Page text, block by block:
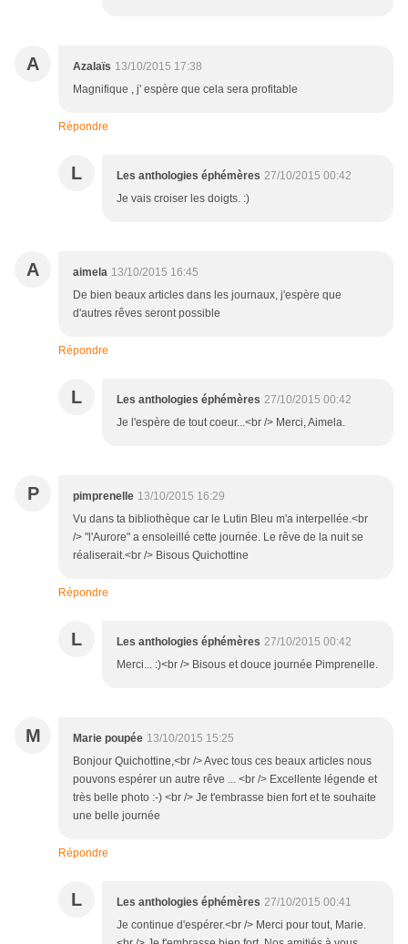
A Azalaïs 13/10/2015 17:38
Magnifique , j' espère que cela sera profitable
Répondre
L Les anthologies éphémères 27/10/2015 00:42
Je vais croiser les doigts. :)
A aimela 13/10/2015 16:45
De bien beaux articles dans les journaux, j'espère que
d'autres rêves seront possible
Répondre
L Les anthologies éphémères 27/10/2015 00:42
Je l'espère de tout coeur...<br /> Merci, Aimela.
P pimprenelle 13/10/2015 16:29
Vu dans ta bibliothèque car le Lutin Bleu m'a interpellée.<br
/> "l'Aurore" a ensoleillé cette journée. Le rêve de la nuit se
réaliserait.<br /> Bisous Quichottine
Répondre
L Les anthologies éphémères 27/10/2015 00:42
Merci... :)<br /> Bisous et douce journée Pimprenelle.
M Marie poupée 13/10/2015 15:25
Bonjour Quichottine,<br /> Avec tous ces beaux articles nous
pouvons espérer un autre rêve ... <br /> Excellente légende et
très belle photo :-) <br /> Je t'embrasse bien fort et te souhaite
une belle journée
Répondre
L Les anthologies éphémères 27/10/2015 00:41
Je continue d'espérer.<br /> Merci pour tout, Marie.